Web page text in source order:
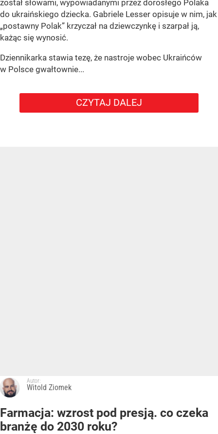
został słowami, wypowiadanymi przez dorosłego Polaka
do ukraińskiego dziecka. Gabriele Lesser opisuje w nim, jak
„postawny Polak” krzyczał na dziewczynkę i szarpał ją,
każąc się wynosić.
Dziennikarka stawia tezę, że nastroje wobec Ukraińców
w Polsce gwałtownie...
CZYTAJ DALEJ
Autor:
Witold Ziomek
Farmacja: wzrost pod presją. co czeka
branżę do 2030 roku?